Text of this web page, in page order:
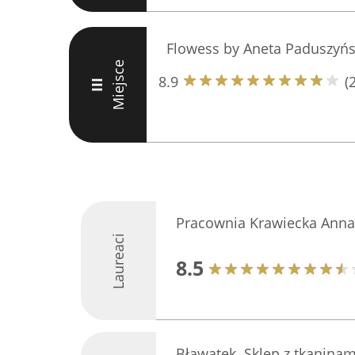
III Miejsce
Flowess by Aneta
8.9
Laureaci
Pracownia Krawiecka Anna
8.5